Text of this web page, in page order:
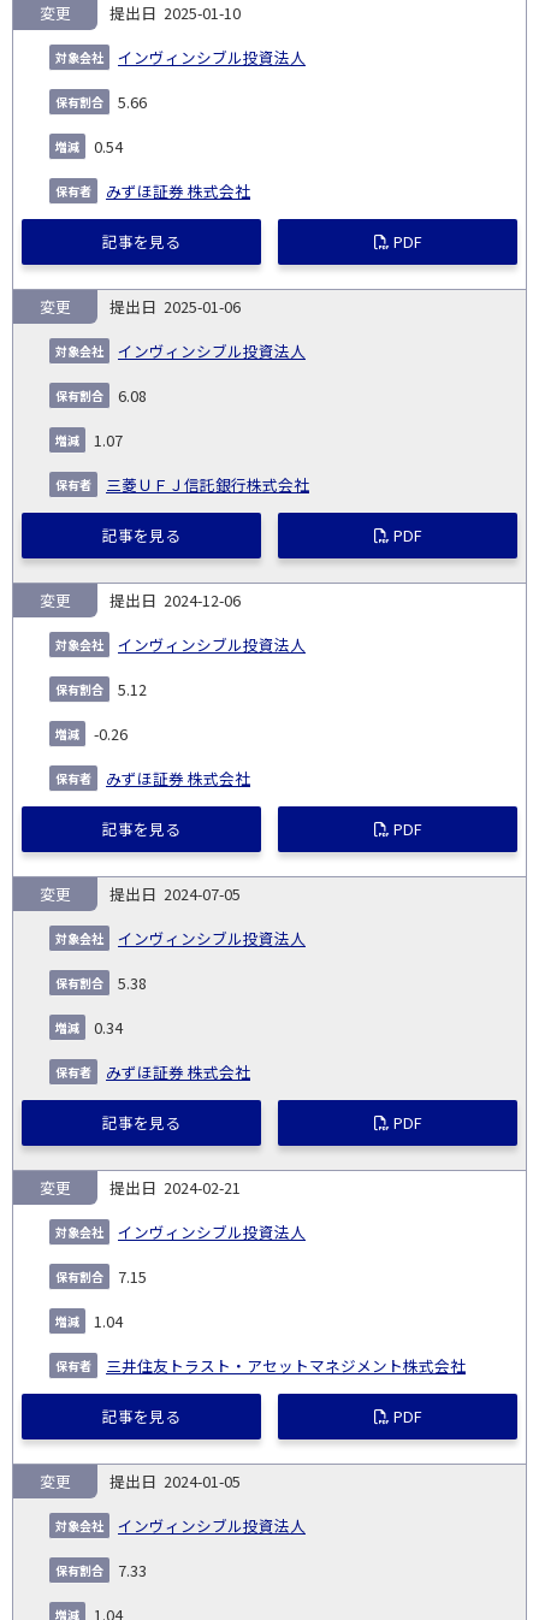
2025-01-10
インヴィンシブル投資法人
変更
5.66
0.54
みずほ証券 株式会社
記事を見る PDF
2025-01-06
インヴィンシブル投資法人
変更
6.08
1.07
三菱ＵＦＪ信託銀行株式会社
記事を見る PDF
2024-12-06
インヴィンシブル投資法人
変更
5.12
-0.26
みずほ証券 株式会社
記事を見る PDF
2024-07-05
インヴィンシブル投資法人
変更
5.38
0.34
みずほ証券 株式会社
記事を見る PDF
2024-02-21
インヴィンシブル投資法人
変更
7.15
1.04
三井住友トラスト・アセットマネジメント株式会社
記事を見る PDF
2024-01-05
インヴィンシブル投資法人
変更
7.33
1.04